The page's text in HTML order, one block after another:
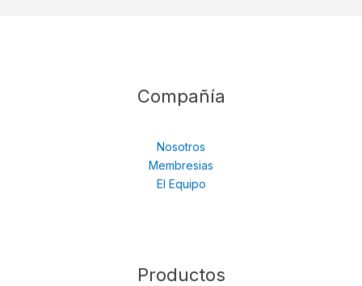
Compañía
Nosotros
Membresias
El Equipo
Productos